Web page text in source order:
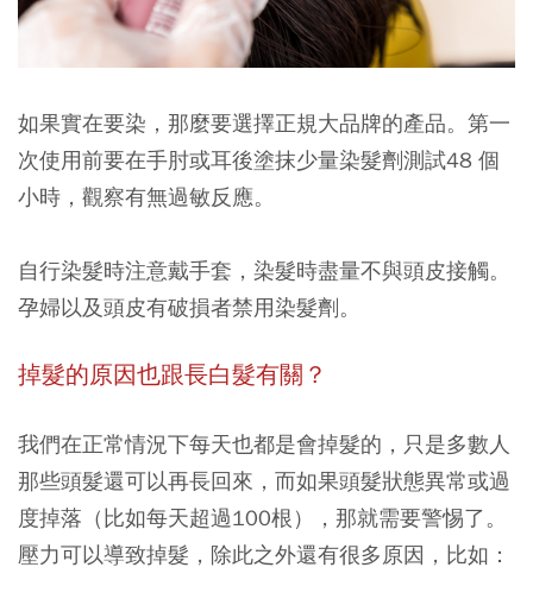
如果實在要染，那麼要選擇正規大品牌的產品。第一
次使用前要在手肘或耳後塗抹少量染髮劑測試48 個
小時，觀察有無過敏反應。
自行染髮時注意戴手套，染髮時盡量不與頭皮接觸。
孕婦以及頭皮有破損者禁用染髮劑。
掉髮的原因也跟長白髮有關？
我們在正常情況下每天也都是會掉髮的，只是多數人
那些頭髮還可以再長回來，而如果頭髮狀態異常或過
度掉落（比如每天超過100根），那就需要警惕了。
壓力可以導致掉髮，除此之外還有很多原因，比如：